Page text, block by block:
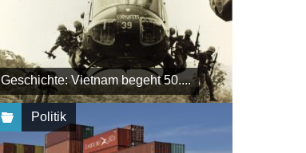
Geschichte: Vietnam begeht 50....
Politik